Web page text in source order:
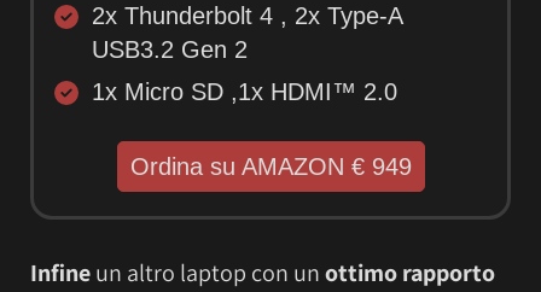
2x Thunderbolt 4 , 2x Type-A
USB3.2 Gen 2
1x Micro SD ,1x HDMI™ 2.0
Ordina su AMAZON € 949
Infineun altro laptop con unottimo rapporto